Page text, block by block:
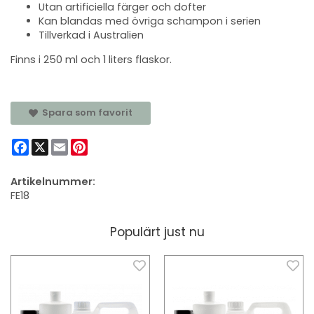
Utan artificiella färger och dofter
Kan blandas med övriga schampon i serien
Tillverkad i Australien
Finns i 250 ml och 1 liters flaskor.
Spara som favorit
Facebook
X Email
Artikelnummer:
FE18
Populärt just nu